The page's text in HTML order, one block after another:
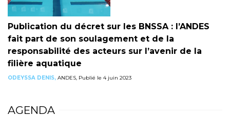
Publication du décret sur les BNSSA : l’ANDES
fait part de son soulagement et de la
responsabilité des acteurs sur l’avenir de la
filière aquatique
ODEYSSA DENIS, ANDES, Publié le 4 juin 2023
AGENDA